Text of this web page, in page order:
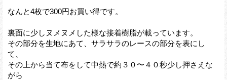
なんと4枚で300円お買い得です。
裏面に少しヌメヌメした様な接着樹脂が載っています。
その部分を生地にあて、サラサラのレースの部分を表にし
て、
その上から当て布をして中熱で約３０〜４０秒少し押さえな
がら